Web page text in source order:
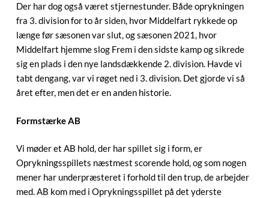
Der har dog også været stjernestunder. Både oprykningen
fra 3. division for to år siden, hvor Middelfart rykkede op
længe før sæsonen var slut, og sæsonen 2021, hvor
Middelfart hjemme slog Frem i den sidste kamp og sikrede
sig en plads i den nye landsdækkende 2. division. Havde vi
tabt dengang, var vi røget ned i 3. division. Det gjorde vi så
året efter, men det er en anden historie.
Formstærke AB
Vi møder et AB hold, der har spillet sig i form, er
Oprykningsspillets næstmest scorende hold, og som nogen
mener har underpræsteret i forhold til den trup, de arbejder
med. AB kom med i Oprykningsspillet på det yderste